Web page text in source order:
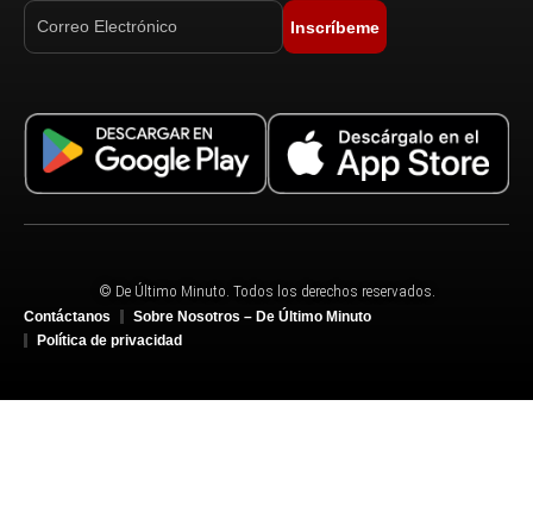
Inscríbeme
© De Último Minuto. Todos los derechos reservados.
Contáctanos
Sobre Nosotros – De Último Minuto
Política de privacidad